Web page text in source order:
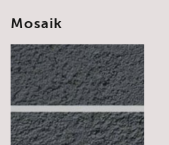
Mosaik